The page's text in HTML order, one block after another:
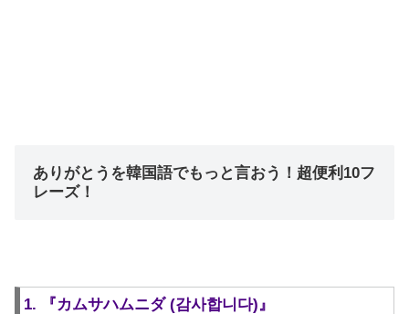
ありがとうを韓国語でもっと言おう！超便利10フ
レーズ！
1. 『カムサハムニダ (감사합니다)』